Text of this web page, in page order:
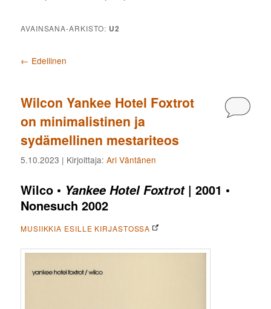
AVAINSANA-ARKISTO: U2
Artikkelien selaus
← Edellinen
Wilcon Yankee Hotel Foxtrot
on minimalistinen ja
sydämellinen mestariteos
5.10.2023 | Kirjoittaja:Ari Väntänen
Wilco • Yankee Hotel Foxtrot| 2001 •
Nonesuch 2002
MUSIIKKIA ESILLE KIRJASTOSSA